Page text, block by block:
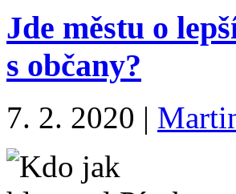
Jde městu o
s občany?
7. 2. 2020 |